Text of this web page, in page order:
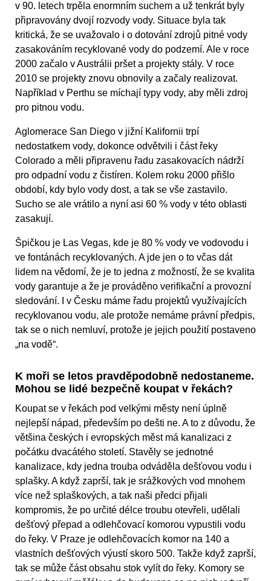
v 90. letech trpěla enormním suchem a už tenkrát byly
připravovány dvojí rozvody vody. Situace byla tak
kritická, že se uvažovalo i o dotování zdrojů pitné vody
zasakováním recyklované vody do podzemí. Ale v roce
2000 začalo v Austrálii pršet a projekty stály. V roce
2010 se projekty znovu obnovily a začaly realizovat.
Například v Perthu se míchají typy vody, aby měli zdroj
pro pitnou vodu.
Aglomerace San Diego v jižní Kalifornii trpí
nedostatkem vody, dokonce odvětvili i část řeky
Colorado a měli připravenu řadu zasakovacích nádrží
pro odpadní vodu z čistíren. Kolem roku 2000 přišlo
období, kdy bylo vody dost, a tak se vše zastavilo.
Sucho se ale vrátilo a nyní asi 60 % vody v této oblasti
zasakují.
Špičkou je Las Vegas, kde je 80 % vody ve vodovodu i
ve fontánách recyklovaných. A jde jen o to včas dát
lidem na vědomí, že je to jedna z možností, že se kvalita
vody garantuje a že je prováděno verifikační a provozní
sledování. I v Česku máme řadu projektů využívajících
recyklovanou vodu, ale protože nemáme právní předpis,
tak se o nich nemluví, protože je jejich použití postaveno
„na vodě“.
K moři se letos pravděpodobně nedostaneme.
Mohou se lidé bezpečně koupat v řekách?
Koupat se v řekách pod velkými městy není úplně
nejlepší nápad, především po dešti ne. A to z důvodu, že
většina českých i evropských měst má kanalizaci z
počátku dvacátého století. Stavěly se jednotné
kanalizace, kdy jedna trouba odváděla dešťovou vodu i
splašky. A když zaprší, tak je srážkových vod mnohem
více než splaškových, a tak naši předci přijali
kompromis, že po určité délce troubu otevřeli, udělali
dešťový přepad a odlehčovací komorou vypustili vodu
do řeky. V Praze je odlehčovacích komor na 140 a
vlastních dešťových výustí skoro 500. Takže když zaprší,
tak se může část obsahu stok vylít do řeky. Komory se